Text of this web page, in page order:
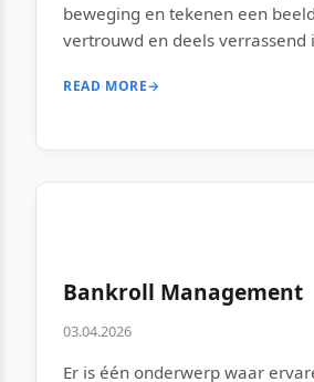
beweging en tekenen een
vertrouwd en deels verrassend
de top van de ranglijst, maar de
hangt af van vorm, fitheid,
READ MORE→
Bankroll Management
03.04.2026
Er is één onderwerp waar